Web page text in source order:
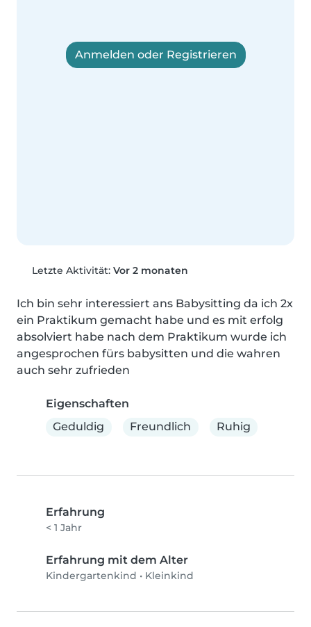
Anmelden oder Registrieren
Letzte Aktivität: Vor 2 monaten
Ich bin sehr interessiert ans Babysitting da ich 2x
ein Praktikum gemacht habe und es mit erfolg
absolviert habe nach dem Praktikum wurde ich
angesprochen fürs babysitten und die wahren
auch sehr zufrieden
Eigenschaften
Geduldig
Freundlich Ruhig
Erfahrung
< 1 Jahr
Erfahrung mit dem Alter
Kindergartenkind • Kleinkind